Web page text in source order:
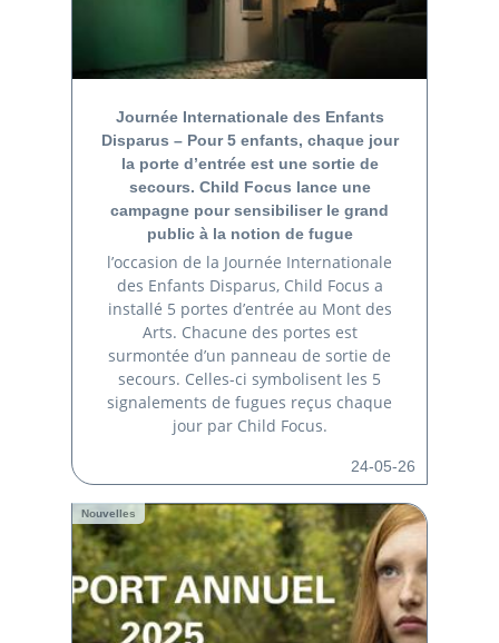
Journée Internationale des Enfants
Disparus – Pour 5 enfants, chaque jour
la porte d’entrée est une sortie de
secours. Child Focus lance une
campagne pour sensibiliser le grand
public à la notion de fugue
l’occasion de la Journée Internationale
des Enfants Disparus, Child Focus a
installé 5 portes d’entrée au Mont des
Arts. Chacune des portes est
surmontée d’un panneau de sortie de
secours. Celles-ci symbolisent les 5
signalements de fugues reçus chaque
jour par Child Focus.
24-05-26
Nouvelles